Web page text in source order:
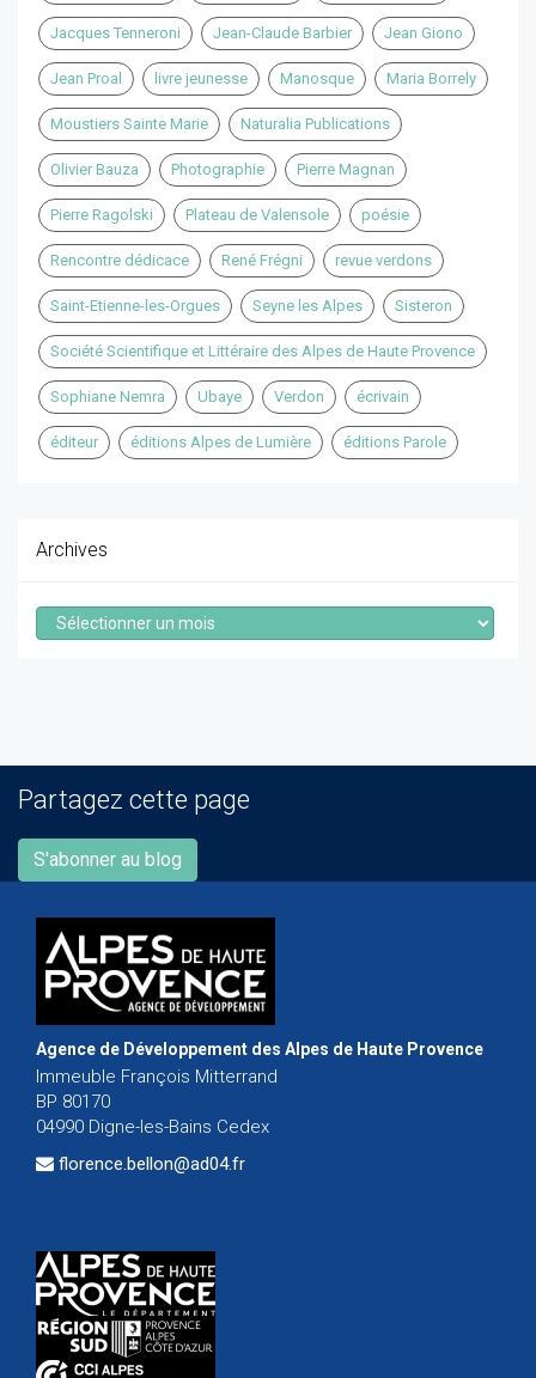
Jacques Tenneroni Jean-Claude Barbier Jean Giono
Jean Proal livre jeunesse Manosque Maria Borrely
Moustiers Sainte Marie Naturalia Publications
Olivier Bauza Photographie Pierre Magnan
Pierre Ragolski Plateau de Valensole poésie
Rencontre dédicace René Frégni revue verdons
Saint-Etienne-les-Orgues Seyne les Alpes Sisteron
Société Scientifique et Littéraire des Alpes de Haute Provence
Sophiane Nemra Ubaye Verdon écrivain
éditeur éditions Alpes de Lumière éditions Parole
Archives
Archives
Partagez cette page
S'abonner au blog
Agence de Développement des Alpes de Haute Provence
Immeuble François Mitterrand
BP 80170
04990 Digne-les-Bains Cedex
florence.bellon@ad04.fr